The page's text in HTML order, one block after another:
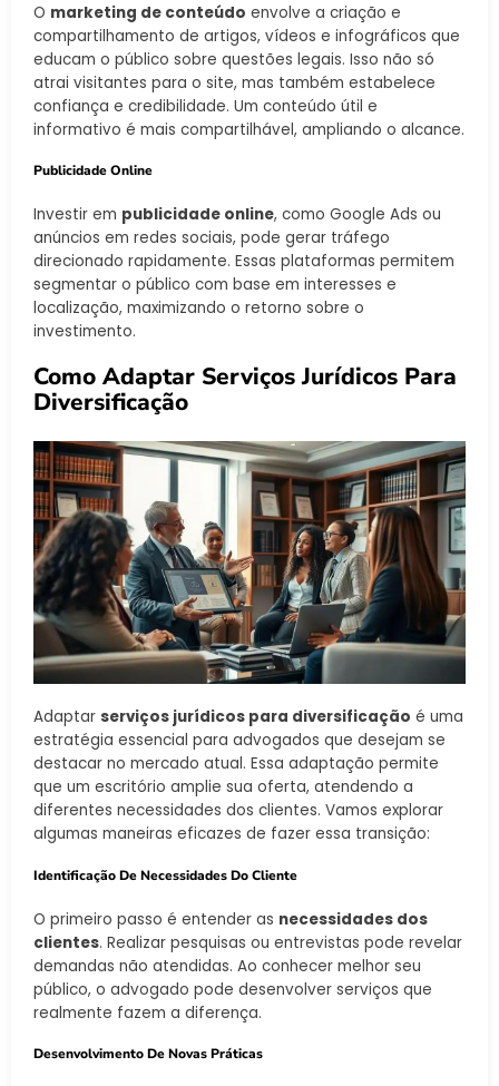
O marketing de conteúdo envolve a criação e
compartilhamento de artigos, vídeos e infográficos que
educam o público sobre questões legais. Isso não só
atrai visitantes para o site, mas também estabelece
confiança e credibilidade. Um conteúdo útil e
informativo é mais compartilhável, ampliando o alcance.
Publicidade Online
Investir em publicidade online, como Google Ads ou
anúncios em redes sociais, pode gerar tráfego
direcionado rapidamente. Essas plataformas permitem
segmentar o público com base em interesses e
localização, maximizando o retorno sobre o
investimento.
Como Adaptar Serviços Jurídicos Para
Diversificação
Adaptar serviços jurídicos para diversificação é uma
estratégia essencial para advogados que desejam se
destacar no mercado atual. Essa adaptação permite
que um escritório amplie sua oferta, atendendo a
diferentes necessidades dos clientes. Vamos explorar
algumas maneiras eficazes de fazer essa transição:
Identificação De Necessidades Do Cliente
O primeiro passo é entender as necessidades dos
clientes. Realizar pesquisas ou entrevistas pode revelar
demandas não atendidas. Ao conhecer melhor seu
público, o advogado pode desenvolver serviços que
realmente fazem a diferença.
Desenvolvimento De Novas Práticas